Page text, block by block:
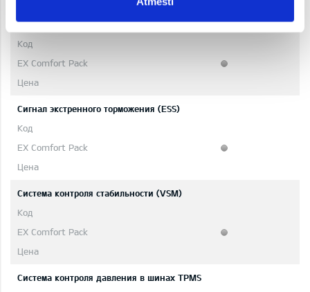
уклоне (HAS)
Сигнал экстренного торможения (ESS)
Система контроля стабильности (VSM)
Система контроля давления в шинах TPMS